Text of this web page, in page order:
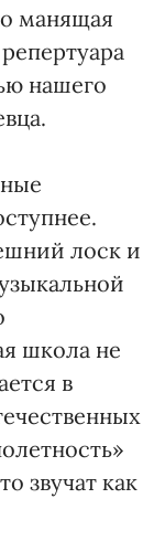
манящая
нашего
лоск и
школа не
в
звучат как